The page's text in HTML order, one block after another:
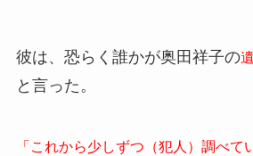
彼は、恐らく誰かが奥田祥子の
と言った。
「これから少しずつ（犯人）調べて